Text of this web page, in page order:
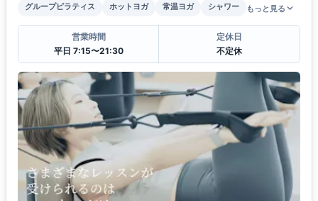
グループピラティス
ホットヨガ 常温ヨガ シャワー もっと見る
営業時間
平日 7:15〜21:30
定休日
不定休